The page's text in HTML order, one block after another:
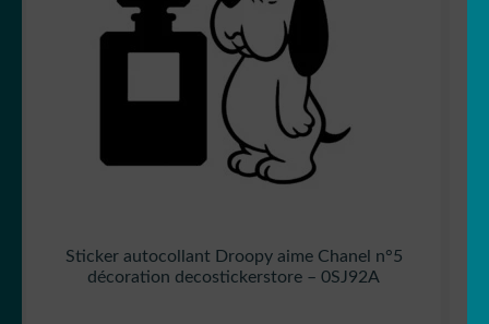
Sticker autocollant Droopy aime Chanel n°5
décoration decostickerstore – 0SJ92A